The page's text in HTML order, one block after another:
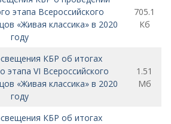
этапа Всероссийского
«Живая классика» в 2020
году
705.1
Кб
КБР об итогах
этапа VI Всероссийского
«Живая классика» в 2020
году
1.51
Мб
КБР об итогах